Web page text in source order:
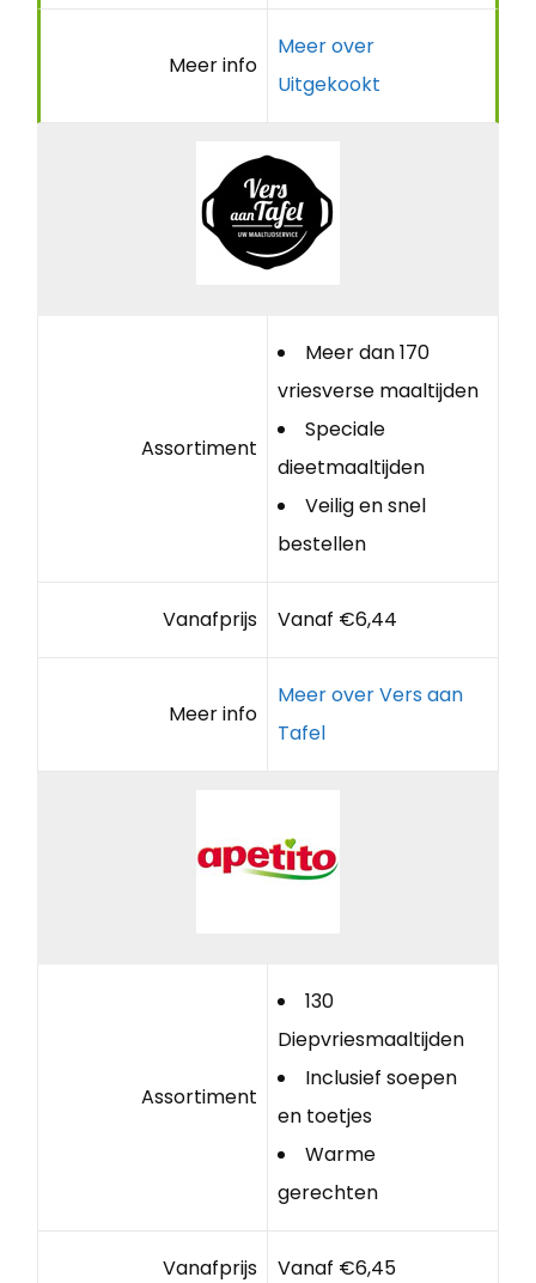
Meer info
Meer over
Uitgekookt
Assortiment
Meer dan 170
vriesverse maaltijden
Speciale
dieetmaaltijden
Veilig en snel
bestellen
Vanafprijs Vanaf €6,44
Meer info
Meer over Vers aan
Tafel
Assortiment
130
Diepvriesmaaltijden
Inclusief soepen
en toetjes
Warme
gerechten
Vanafprijs Vanaf €6,45